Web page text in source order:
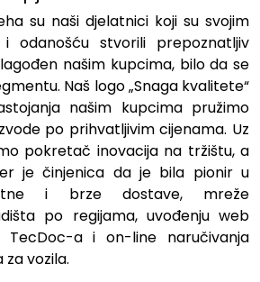
su naši djelatnici koji su svojim
odanošću stvorili prepoznatljiv
našim kupcima, bilo da se
Naš logo „Snaga kvalitete“
našim kupcima pružimo
po prihvatljivim cijenama. Uz
pokretač inovacija na tržištu, a
je činjenica da je bila pionir u
i brze dostave, mreže
po regijama, uvođenju web
a i on-line naručivanja
vozila.